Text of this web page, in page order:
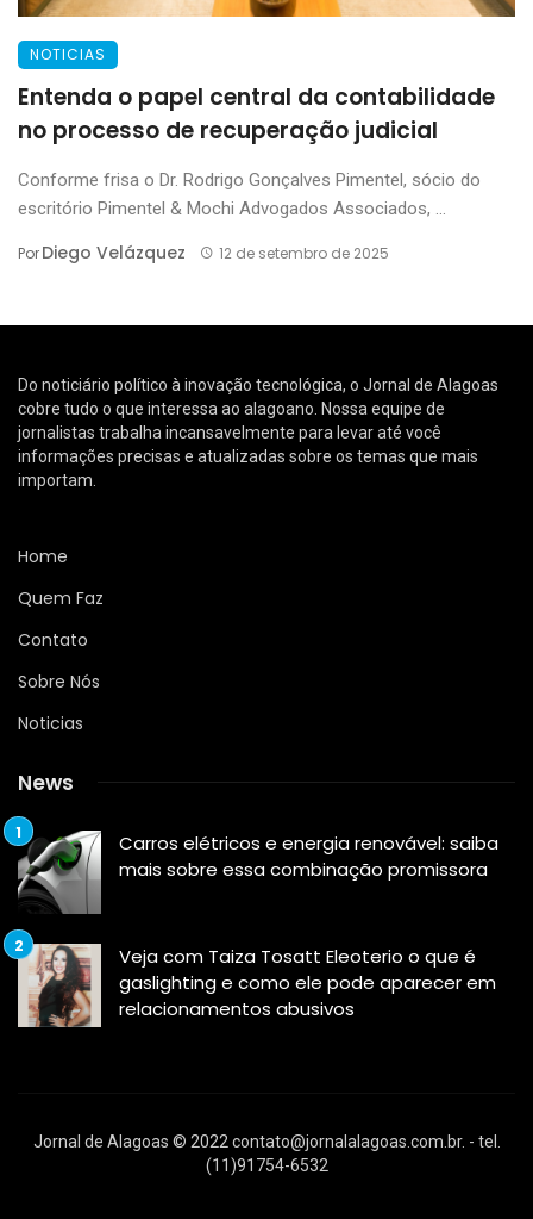
NOTICIAS
Entenda o papel central da contabilidade
no processo de recuperação judicial
Conforme frisa o Dr. Rodrigo Gonçalves Pimentel, sócio do
escritório Pimentel & Mochi Advogados Associados, ...
PorDiego Velázquez 12 de setembro de 2025
Do noticiário político à inovação tecnológica, o Jornal de Alagoas
cobre tudo o que interessa ao alagoano. Nossa equipe de
jornalistas trabalha incansavelmente para levar até você
informações precisas e atualizadas sobre os temas que mais
importam.
Home
Quem Faz
Contato
Sobre Nós
Noticias
News
Carros elétricos e energia renovável: saiba
mais sobre essa combinação promissora
Veja com Taiza Tosatt Eleoterio o que é
gaslighting e como ele pode aparecer em
relacionamentos abusivos
Jornal de Alagoas © 2022 contato@jornalalagoas.com.br. - tel.
(11)91754-6532